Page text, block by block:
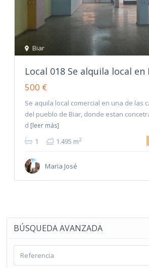
Biar
Local 018 Se alquila local en
500 €
Se aquila local comercial en una de las
del pueblo de Biar, donde estan
d [leer más]
1 1.495 m2
Maria José
BÚSQUEDA AVANZADA